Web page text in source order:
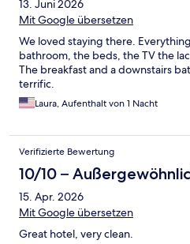
13. Juni 2026
Mit Google übersetzen
We loved staying there.
bathroom, the beds, the TV the
The breakfast and a downstairs
terrific.
Laura, Aufenthalt von 1 Nacht
Verifizierte Bewertung
10/10 –
15. Apr. 2026
Mit Google übersetzen
Great hotel, very clean.